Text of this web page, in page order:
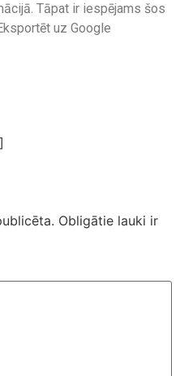
Tāpat ir iespējams šos
uz Google
Obligātie lauki ir